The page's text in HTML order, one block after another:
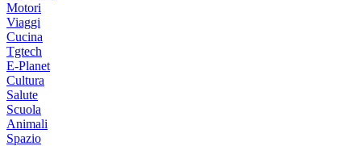
Motori
Viaggi
Cucina
Tgtech
E-Planet
Cultura
Salute
Scuola
Animali
Spazio